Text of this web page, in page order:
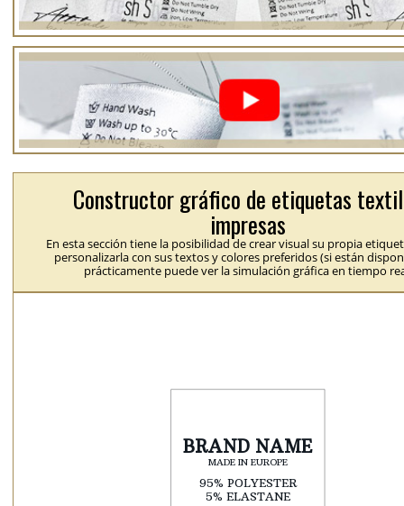
Constructor gráfico de etiquetas
impresas
En esta sección tiene la posibilidad de crear visual su propia
personalizarla con sus textos y colores preferidos (si están
prácticamente puede ver la simulación gráfica en tiempo